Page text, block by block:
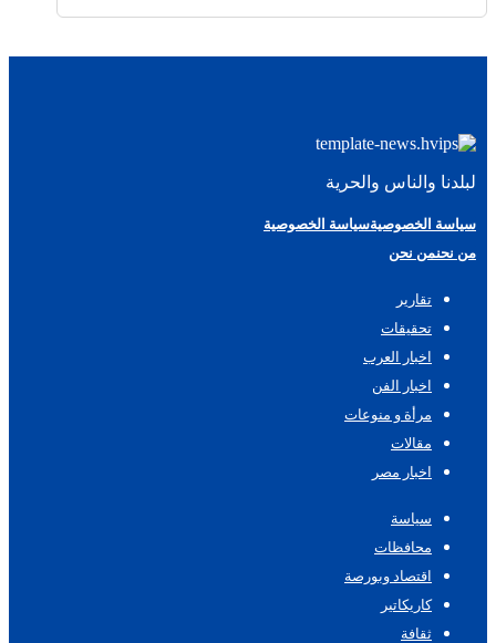
لبلدنا والناس والحرية
سياسة الخصوصيةسياسة الخصوصية
من نحنمن نحن
تقارير
تحقيقات
اخبار العرب
اخبار الفن
مرأة و منوعات
مقالات
اخبار مصر
سياسة
محافظات
اقتصاد وبورصة
كاريكاتير
ثقافة